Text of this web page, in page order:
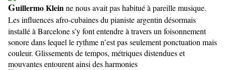
Guillermo Kleinne nous avait pas habitué à pareille musique.
Les influences afro-cubaines du pianiste argentin désormais
installé à Barcelone s’y font entendre à travers un foisonnement
sonore dans lequel le rythme n’est pas seulement ponctuation mais
couleur. Glissements de tempos, métriques distendues et
mouvantes entourent ainsi des harmonies